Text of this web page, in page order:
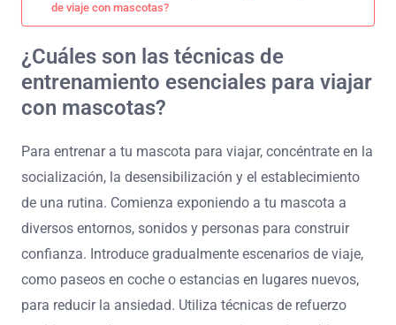
de viaje con mascotas?
¿Cuáles son las técnicas de
entrenamiento esenciales para viajar
con mascotas?
Para entrenar a tu mascota para viajar, concéntrate en la
socialización, la desensibilización y el establecimiento
de una rutina. Comienza exponiendo a tu mascota a
diversos entornos, sonidos y personas para construir
confianza. Introduce gradualmente escenarios de viaje,
como paseos en coche o estancias en lugares nuevos,
para reducir la ansiedad. Utiliza técnicas de refuerzo